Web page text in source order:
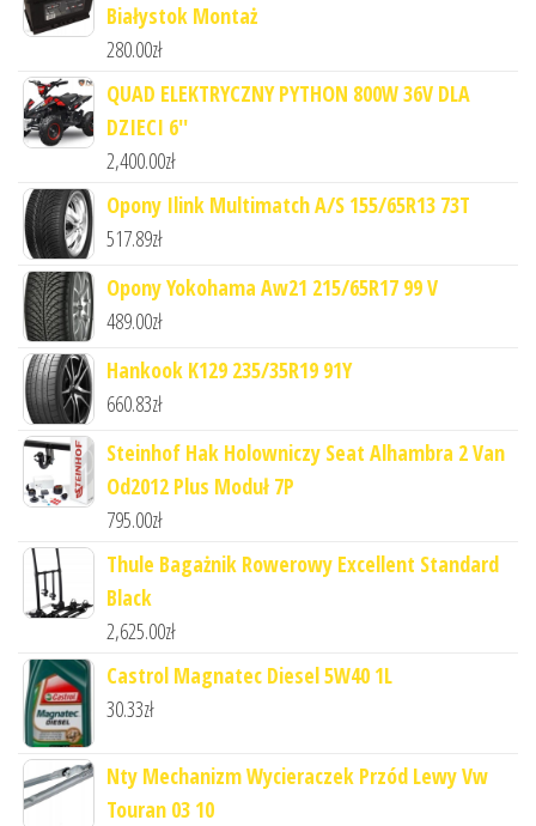
Białystok Montaż
280.00zł
QUAD ELEKTRYCZNY PYTHON 800W 36V DLA
DZIECI 6''
2,400.00zł
Opony Ilink Multimatch A/S 155/65R13 73T
517.89zł
Opony Yokohama Aw21 215/65R17 99 V
489.00zł
Hankook K129 235/35R19 91Y
660.83zł
Steinhof Hak Holowniczy Seat Alhambra 2 Van
Od2012 Plus Moduł 7P
795.00zł
Thule Bagażnik Rowerowy Excellent Standard
Black
2,625.00zł
Castrol Magnatec Diesel 5W40 1L
30.33zł
Nty Mechanizm Wycieraczek Przód Lewy Vw
Touran 03 10